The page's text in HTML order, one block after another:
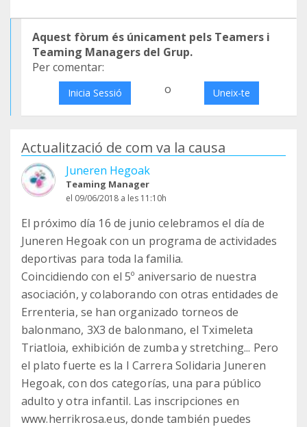
Aquest fòrum és únicament pels Teamers i
Teaming Managers del Grup.
Per comentar:
Inicia Sessió o Uneix-te
Actualització de com va la causa
Juneren Hegoak
Teaming Manager
el 09/06/2018 a les 11:10h
El próximo día 16 de junio celebramos el día de
Juneren Hegoak con un programa de actividades
deportivas para toda la familia.
Coincidiendo con el 5º aniversario de nuestra
asociación, y colaborando con otras entidades de
Errenteria, se han organizado torneos de
balonmano, 3X3 de balonmano, el Tximeleta
Triatloia, exhibición de zumba y stretching... Pero
el plato fuerte es la I Carrera Solidaria Juneren
Hegoak, con dos categorías, una para público
adulto y otra infantil. Las inscripciones en
www.herrikrosa.eus, donde también puedes